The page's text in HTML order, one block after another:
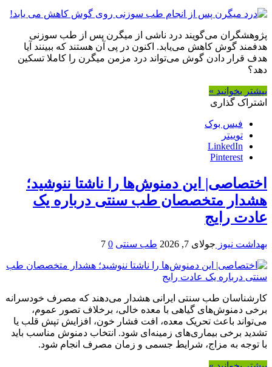
پژوهشگران می‌گویند درد ناشی از میگرن پس از طب سوزنی
هدفمند گوش کاهش می‌یابد. اکنون در پی آن هستند که ببینند آیا
هدف قرار دادن گوش می‌تواند درد مزمن میگرن را کاملا تسکین
دهد؟
بیشتر بخوانید »
اشتراک گذاری
فیس بوک
توییتر
LinkedIn
Pinterest
اختصاصی| این دمنوش‌ها را ناشتا ننوشید؛
هشدار متخصصان طب سنتی درباره یک
عادت رایج
بهداشت نیوز جولای 7, 2026 طب سنتی 0
7
کارشناسان طب سنتی ایرانی هشدار می‌دهند که مصرف خودسرانه
برخی دمنوش‌های گیاهی با معده خالی، برخلاف تصور عموم،
می‌تواند باعث تحریک معده، افت فشار خون، افزایش تپش قلب یا
تشدید برخی بیماری‌های زمینه‌ای شود. انتخاب دمنوش مناسب باید
با توجه به مزاج، شرایط جسمی و زمان مصرف انجام شود.